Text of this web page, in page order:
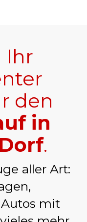
Ihr
den
in
.
aller Art:
mit